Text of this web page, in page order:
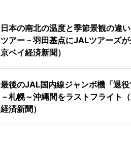
日本の南北の温度と季節景観の違
ツアー－羽田基点にJALツアーズ
京ベイ経済新聞）
最後のJAL国内線ジャンボ機「退役
－札幌～沖縄間をラストフライト
経済新聞）